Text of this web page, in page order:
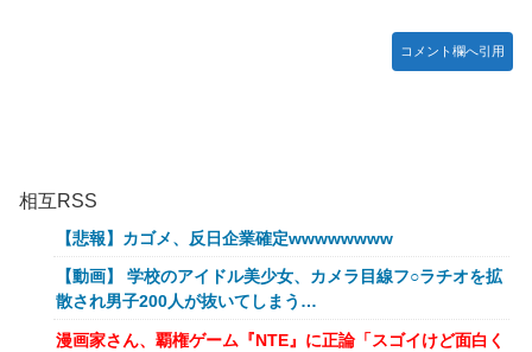
コメント欄へ引用
相互RSS
【悲報】カゴメ、反日企業確定wwwwwwww
【動画】 学校のアイドル美少女、カメラ目線フ○ラチオを拡
散され男子200人が抜いてしまう…
漫画家さん、覇権ゲーム『NTE』に正論「スゴイけど面白く